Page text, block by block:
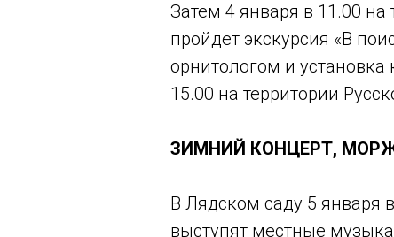
Затем 4 января в 11.00
пройдет экскурсия «В
орнитологом и установка
15.00 на территории
ЗИМНИЙ КОНЦЕРТ,
В Лядском саду 5 января
выступят местные